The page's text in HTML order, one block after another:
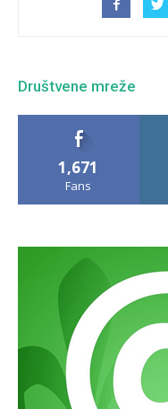
Društvene mreže
1,671
Fans